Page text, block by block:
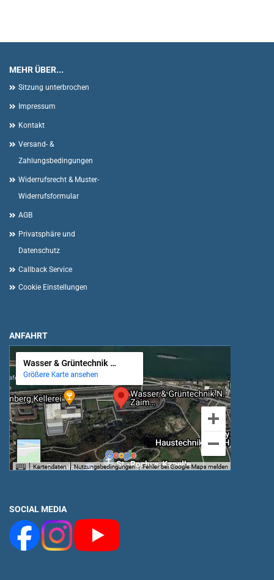
MEHR ÜBER...
Sitzung unterbrochen
Impressum
Kontakt
Versand- &
Zahlungsbedingungen
Widerrufsrecht & Muster-
Widerrufsformular
AGB
Privatsphäre und
Datenschutz
Callback Service
Cookie Einstellungen
ANFAHRT
SOCIAL MEDIA